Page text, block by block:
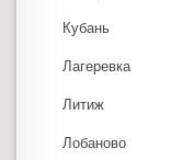
Кубань
Лагеревка
Литиж
Лобаново